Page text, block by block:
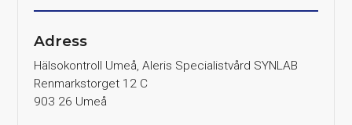
Adress
Hälsokontroll Umeå, Aleris Specialistvård SYNLAB
Renmarkstorget 12 C
903 26 Umeå